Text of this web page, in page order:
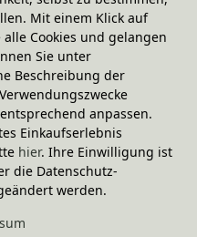
heute!
Mit einem Klick auf
Cookies und gelangen
Sie unter
Beschreibung der
anpassen.
Einkaufserlebnis
hier. Ihre Einwilligung ist
die Datenschutz-
werden.